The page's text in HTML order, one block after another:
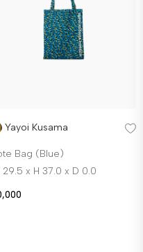
Yayoi Kusama
Bag (Blue)
29.5 x H 37.0 x D 0.0